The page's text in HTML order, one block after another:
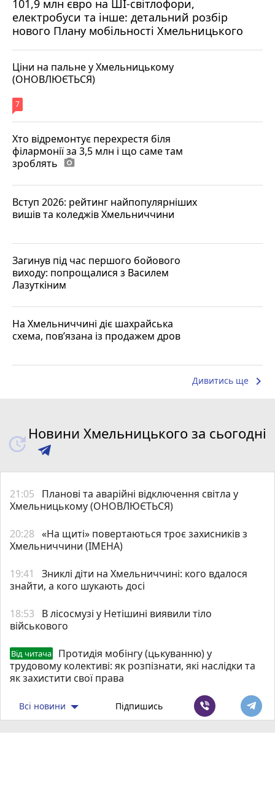
101,9 млн євро на ШІ-світлофори,
електробуси та інше: детальний розбір
нового Плану мобільності Хмельницького
Ціни на пальне у Хмельницькому
(ОНОВЛЮЄТЬСЯ)
7
Хто відремонтує перехрестя біля
філармонії за 3,5 млн і що саме там
зроблять photo_camera
Вступ 2026: рейтинг найпопулярніших
вишів та коледжів Хмельниччини
Загинув під час першого бойового
виходу: попрощалися з Василем
Лазуткіним
На Хмельниччині діє шахрайська
схема, пов’язана із продажем дров
Дивитись ще keyboard_arrow_right
Новини Хмельницького за сьогодні
21:05
Планові та аварійні відключення світла у
Хмельницькому (ОНОВЛЮЄТЬСЯ)
20:28 «На щиті» повертаються троє захисників з
Хмельниччини (ІМЕНА)
19:41
Зниклі діти на Хмельниччині: кого вдалося
знайти, а кого шукають досі
18:53
В лісосмузі у Нетішині виявили тіло
військового
Від читача
Протидія мобінгу (цькуванню) у
трудовому колективі: як розпізнати, які наслідки та
як захистити свої права
Всі новини Підпишись